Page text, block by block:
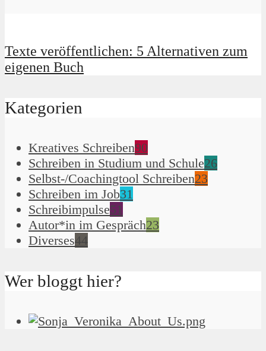
Texte veröffentlichen: 5 Alternativen zum
eigenen Buch
Kategorien
Kreatives Schreiben90
Schreiben in Studium und Schule26
Selbst-/Coachingtool Schreiben23
Schreiben im Job31
Schreibimpulse51
Autor*in im Gespräch23
Diverses44
Wer bloggt hier?